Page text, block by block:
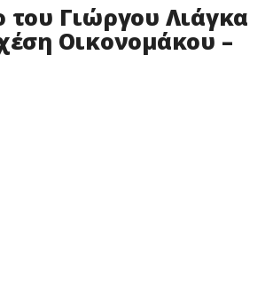
του Γιώργου Λιάγκα
Οικονομάκου –